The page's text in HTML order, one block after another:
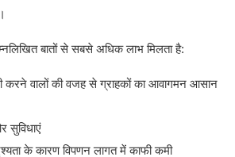
बातों से सबसे अधिक लाभ मिलता है:
करने वालों की वजह से ग्राहकों का आवागमन आसान
सुविधाएं
के कारण विपणन लागत में काफी कमी